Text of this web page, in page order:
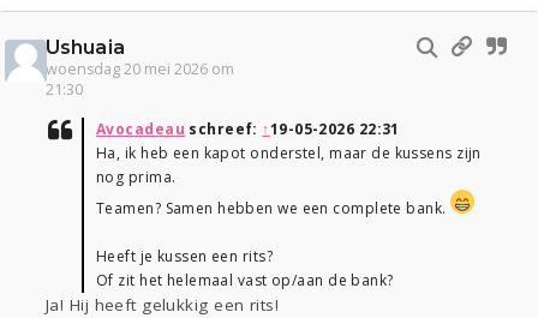
Ushuaia
woensdag 20 mei 2026 om
21:30
Avocadeau schreef: ↑19-05-2026 22:31
Ha, ik heb een kapot onderstel, maar de kussens zijn
nog prima.
Teamen? Samen hebben we een complete bank.
Heeft je kussen een rits?
Of zit het helemaal vast op/aan de bank?
Ja! Hij heeft gelukkig een rits!